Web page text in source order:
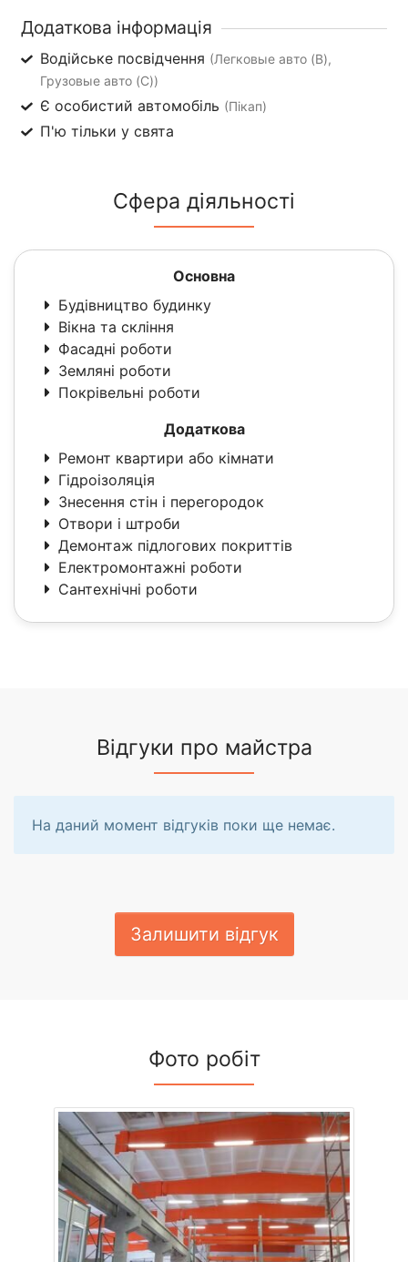
Додаткова інформація
Водійське посвідчення (Легковые авто (B),
Грузовые авто (C))
Є особистий автомобіль (Пікап)
П'ю тільки у свята
Сфера діяльності
Основна
Будівництво будинку
Вікна та скління
Фасадні роботи
Земляні роботи
Покрівельні роботи
Додаткова
Ремонт квартири або кімнати
Гідроізоляція
Знесення стін і перегородок
Отвори і штроби
Демонтаж підлогових покриттів
Електромонтажні роботи
Сантехнічні роботи
Відгуки про майстра
На даний момент відгуків поки ще немає.
Залишити відгук
Фото робіт